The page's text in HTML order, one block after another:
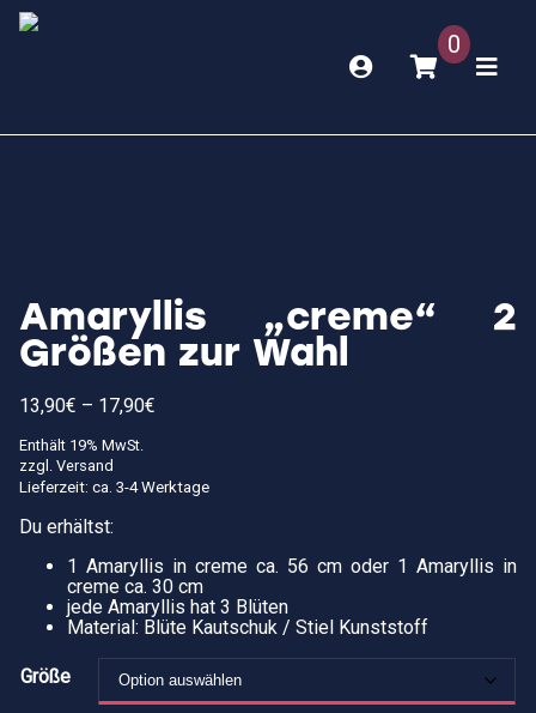
0
Amaryllis „creme“ 2
Größen zur Wahl
13,90€ – 17,90€
Enthält 19% MwSt.
zzgl. Versand
Lieferzeit: ca. 3-4 Werktage
Du erhältst:
1 Amaryllis in creme ca. 56 cm oder 1 Amaryllis in
creme ca. 30 cm
jede Amaryllis hat 3 Blüten
Material: Blüte Kautschuk / Stiel Kunststoff
Größe